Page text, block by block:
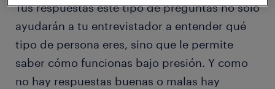
Tus respuestas este tipo de preguntas no solo
ayudarán a tu entrevistador a entender qué
tipo de persona eres, sino que le permite
saber cómo funcionas bajo presión. Y como
no hay respuestas buenas o malas hay